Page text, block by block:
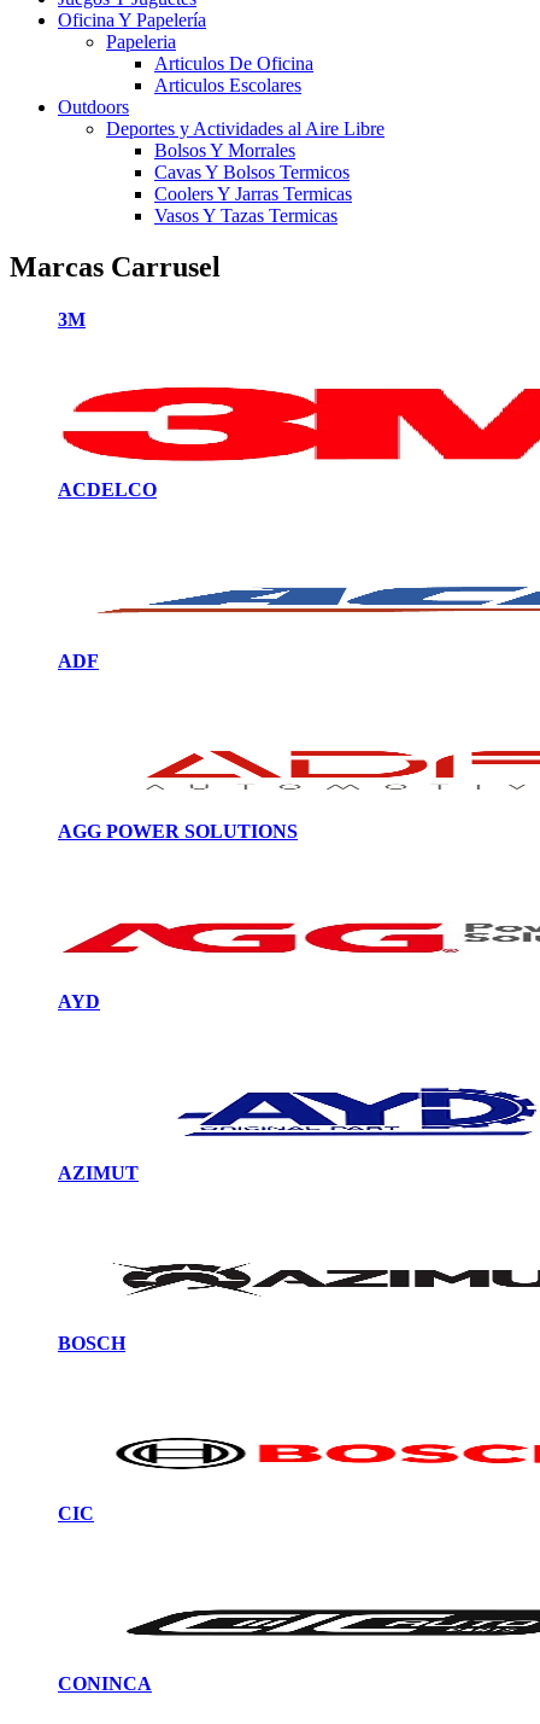
Oficina Y Papelería
Papeleria
Articulos De Oficina
Articulos Escolares
Outdoors
Deportes y Actividades al Aire Libre
Bolsos Y Morrales
Cavas Y Bolsos Termicos
Coolers Y Jarras Termicas
Vasos Y Tazas Termicas
Marcas Carrusel
3M
ACDELCO
ADF
AGG POWER SOLUTIONS
AYD
AZIMUT
BOSCH
CIC
CONINCA